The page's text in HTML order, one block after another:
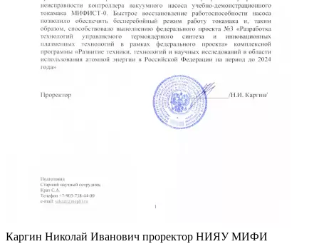
Каргин Николай Иванович проректор НИЯУ МИФИ